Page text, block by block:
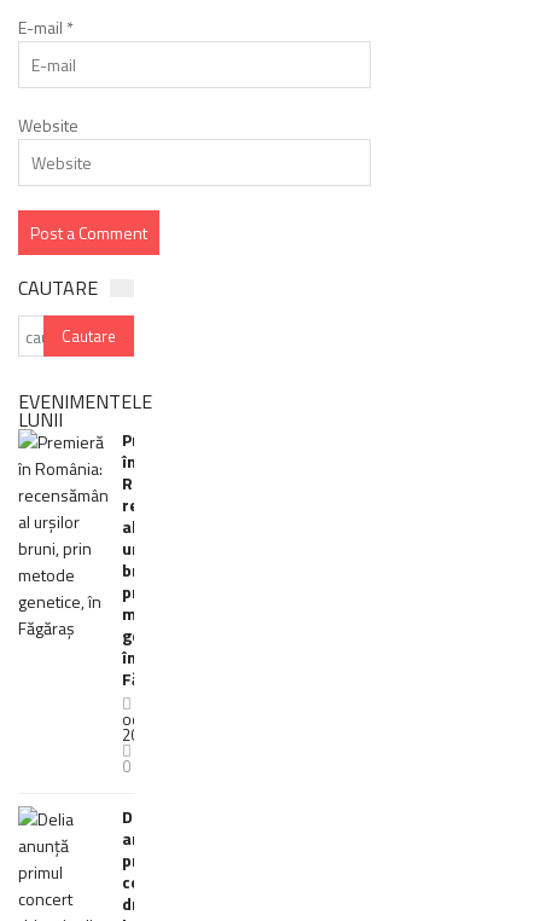
E-mail *
Website
CAUTARE
EVENIMENTELE
LUNII
Premieră
în
România:
recensământ
al
urșilor
bruni,
prin
metode
genetice,
în
Făgăraș
octombrie
2021
0
Delia
anunţă
primul
concert
drive-